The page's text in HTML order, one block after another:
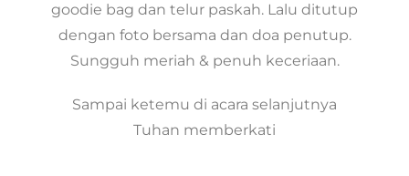
goodie bag dan telur paskah. Lalu ditutup
dengan foto bersama dan doa penutup.
Sungguh meriah & penuh keceriaan.
Sampai ketemu di acara selanjutnya
Tuhan memberkati